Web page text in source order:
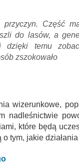
Część
do lasów, a
temu
zszokowało
wizerunkowe,
nadleśnictwie
które będą
tym, jakie